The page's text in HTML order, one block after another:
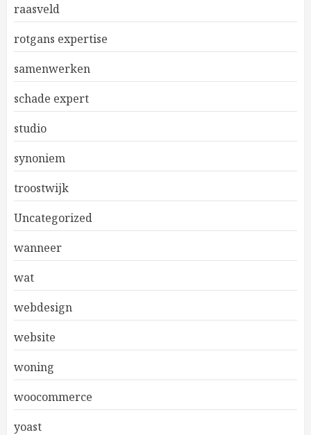
raasveld
rotgans expertise
samenwerken
schade expert
studio
synoniem
troostwijk
Uncategorized
wanneer
wat
webdesign
website
woning
woocommerce
yoast